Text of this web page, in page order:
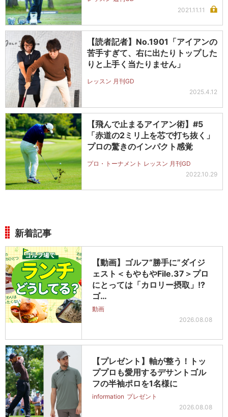
2021.11.11
【読者記者】No.1901「アイアンの
苦手すぎて、右に出たりトップした
りと上手く当たりません」
レッスン 月刊GD
2025.4.12
【飛んで止まるアイアン術】#5
「赤道の2ミリ上を芯で打ち抜く」
プロの驚きのインパクト感覚
プロ・トーナメント レッスン 月刊GD
2022.10.29
新着記事
【動画】ゴルフ“勝手に”ダイジ
ェスト＜もやもやFile.37＞プロ
にとっては「カロリー摂取」!?
ゴ…
動画
2026.08.08
【プレゼント】軸が整う！トッ
ププロも愛用するデサントゴル
フの半袖ポロを1名様に
information プレゼント
2026.08.08